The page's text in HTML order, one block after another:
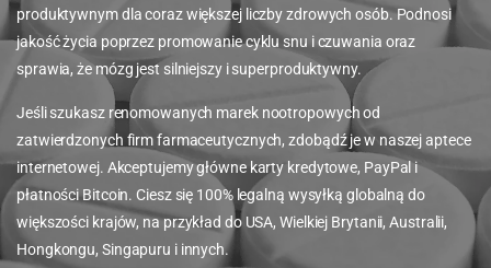
produktywnym dla coraz większej liczby zdrowych osób. Podnosi
jakość życia poprzez promowanie cyklu snu i czuwania oraz
sprawia, że ​​mózg jest silniejszy i superproduktywny.
Jeśli szukasz renomowanych marek nootropowych od
zatwierdzonych firm farmaceutycznych, zdobądź je w naszej aptece
internetowej. Akceptujemy główne karty kredytowe, PayPal i
płatności Bitcoin. Ciesz się 100% legalną wysyłką globalną do
większości krajów, na przykład do USA, Wielkiej Brytanii, Australii,
Hongkongu, Singapuru i innych.